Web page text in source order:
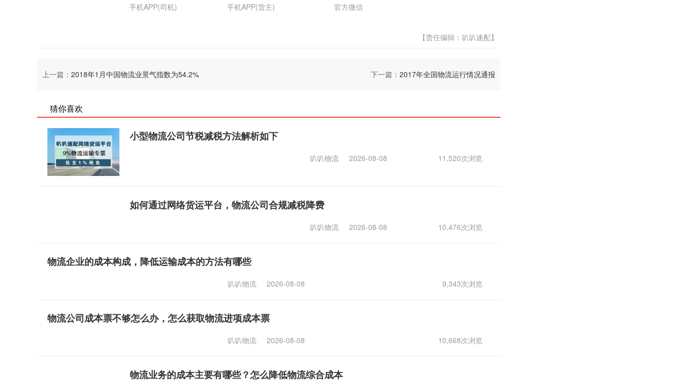
手机APP(司机) 手机APP(货主) 官方微信
【责任编辑：叭叭速配】
上一篇： 2018年1月中国物流业景气指数为54.2% 下一篇： 2017年全国物流运行情况通报
猜你喜欢
小型物流公司节税减税方法解析如下
叭叭物流 2026-08-08 11,520次浏览
如何通过网络货运平台，物流公司合规减税降费
叭叭物流 2026-08-08 10,476次浏览
物流企业的成本构成，降低运输成本的方法有哪些
叭叭物流 2026-08-08 9,343次浏览
物流公司成本票不够怎么办，怎么获取物流进项成本票
叭叭物流 2026-08-08 10,668次浏览
物流业务的成本主要有哪些？怎么降低物流综合成本